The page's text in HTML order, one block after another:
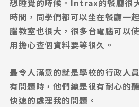
Latest News 最新消息
Promotion 最新優惠
想睡覺的時候。Intrax的餐廳很
時間，同學們都可以坐在餐廳一
腦教室也很大，很多台電腦可以
用擔心查個資料要等很久。
最令人滿意的就是學校的行政人
有問題時，他們總是很有耐心的
快速的處理我的問題。